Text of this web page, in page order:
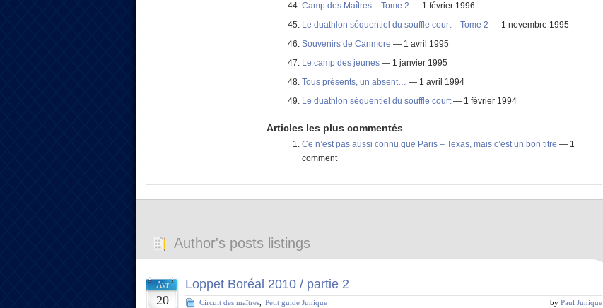
Camp des Maîtres – Tome 2 — 1 février 1996
Le duathlon séquentiel du souffle court – Tome 2 — 1 novembre 1995
Souvenirs de Canmore — 1 avril 1995
Le camp des jeunes — 1 janvier 1995
Tous présents, un absent… — 1 avril 1994
Le duathlon séquentiel du souffle court— 1 février 1994
Articles les plus commentés
Ce n’est pas aussi connu que Paris – Texas, mais c’est un bon titre — 1
comment
Author's posts listings
Avr
20
Loppet Boréal 2010 / partie 2
Circuit des maîtres Petit guide Junique by Paul Junique